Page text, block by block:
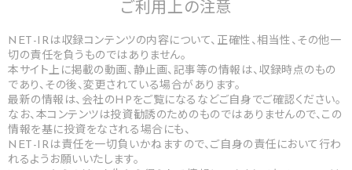
ご利用上の注意
NET-IRは収録コンテンツの内容について、正確性、相当性、その他一
切の責任を負うものではありません。
本サイト上に掲載の動画、静止画、記事等の情報は、収録時点のもの
であり、その後、変更されている場合があります。
最新の情報は、会社のHPをご覧になるなどご自身でご確認ください。
なお、本コンテンツは投資勧誘のためのものではありませんので、この
情報を基に投資をなされる場合にも、
NET-IRは責任を一切負いかねますので、ご自身の責任において行わ
れるようお願いいたします。